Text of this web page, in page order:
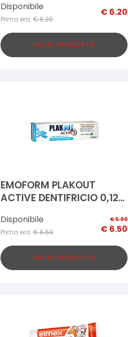
Disponibile
Prima era: €6.20
€ 6.20
VAI AL PRODOTTO
EMOFORM PLAKOUT
ACTIVE DENTIFRICIO 0,12%
Disponibile
Prima era: €6.50
€5.90
€ 6.50
VAI AL PRODOTTO